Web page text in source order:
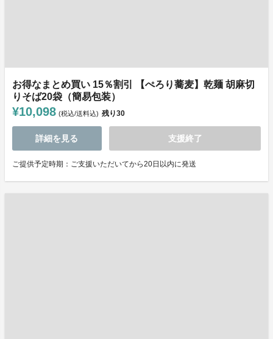
お得なまとめ買い 15％割引 【ぺろり蕎麦】乾麺 胡麻切
りそば20袋（簡易包装）
¥10,098 (税込/送料込) 残り30
詳細を見る 支援終了
ご提供予定時期：ご支援いただいてから20日以内に発送